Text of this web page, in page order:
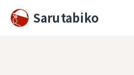
Sarutabiko